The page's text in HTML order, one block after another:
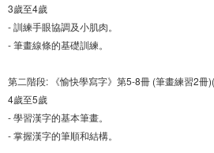
3歲至4歲
- 訓練手眼協調及小肌肉。
- 筆畫線條的基礎訓練。
第二階段: 《愉快學寫字》第5-8冊 (筆畫練習2冊
4歲至5歲
- 學習漢字的基本筆畫。
- 掌握漢字的筆順和結構。